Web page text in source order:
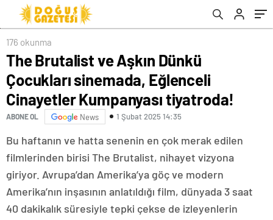
tiyatroda!
176 okunma
The Brutalist ve Aşkın Dünkü
Çocukları sinemada, Eğlenceli
Cinayetler Kumpanyası tiyatroda!
ABONE OL News 1 Şubat 2025 14:35
Bu haftanın ve hatta senenin en çok merak edilen
filmlerinden birisi The Brutalist, nihayet vizyona
giriyor. Avrupa’dan Amerika’ya göç ve modern
Amerika’nın inşasının anlatıldığı film, dünyada 3 saat
40 dakikalık süresiyle tepki çekse de izleyenlerin